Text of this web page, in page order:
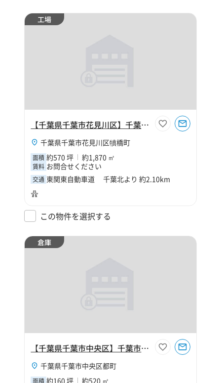
工場
【千葉県千葉市花見川区】千葉市花見川区犢橋町570坪工場
千葉県千葉市花見川区犢橋町
面積 約570 坪 約1,870 ㎡
賃料 お問合せください
交通 東関東自動車道 千葉北より 約2.10km
この物件を選択する
倉庫
【千葉県千葉市中央区】千葉市中央区都町8丁目160坪倉庫
千葉県千葉市中央区都町
面積 約160 坪 約520 ㎡